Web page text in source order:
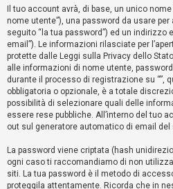
A
r
g
o
m
e
t
i
Il tuo account avrà, di base, un unico
nome utente”), una password da usare
seguito “la tua password”) ed un indirizzo
email”). Le informazioni rilasciate per
protette dalle Leggi sulla Privacy dello
alle informazioni di nome utente,
durante il processo di registrazione su “”,
obbligatoria o opzionale, è a totale
possibilità di selezionare quali delle
essere rese pubbliche. All’interno del tuo
out sul generatore automatico di email del
La password viene criptata (hash
ogni caso ti raccomandiamo di non
siti. La tua password è il metodo di
proteggila attentamente. Ricorda che in